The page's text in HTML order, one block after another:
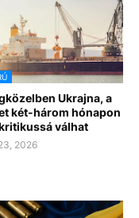
Ukrajna, a
két-három hónapon
válhat
2026